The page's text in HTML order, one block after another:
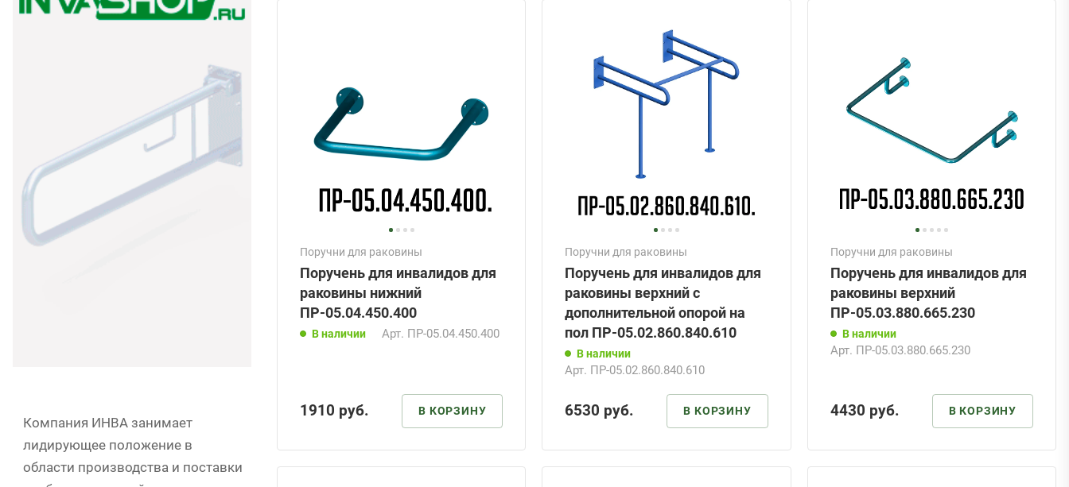
Поручни для раковины
Поручень для инвалидов для
раковины нижний
ПР-05.04.450.400
В наличии Арт. ПР-05.04.450.400
1910 руб. В КОРЗИНУ
Поручни для раковины
Поручень для инвалидов для
раковины верхний с
дополнительной опорой на
пол ПР-05.02.860.840.610
В наличии
Арт. ПР-05.02.860.840.610
6530 руб. В КОРЗИНУ
Поручни для раковины
Поручень для инвалидов для
раковины верхний
ПР-05.03.880.665.230
В наличии
Арт. ПР-05.03.880.665.230
4430 руб. В КОРЗИНУ
Компания ИНВА занимает
лидирующее положение в
области производства и поставки